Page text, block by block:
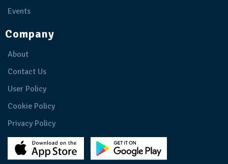
Events
Company
About
Contact Us
User Policy
Cookie Policy
Privacy Policy